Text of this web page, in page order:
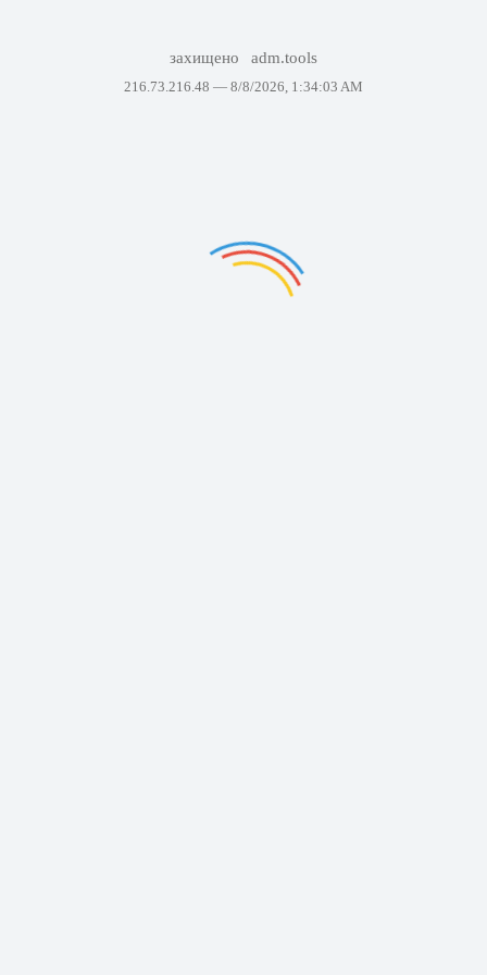
захищено adm.tools
216.73.216.48 — 8/8/2026, 1:34:03 AM